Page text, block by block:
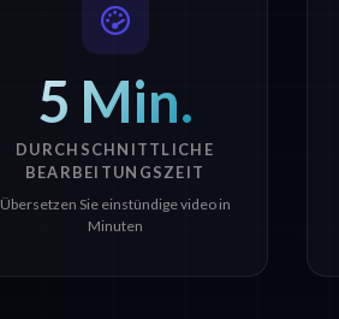
5 Min.
DURCHSCHNITTLICHE
BEARBEITUNGSZEIT
Übersetzen Sie einstündige video in
Minuten